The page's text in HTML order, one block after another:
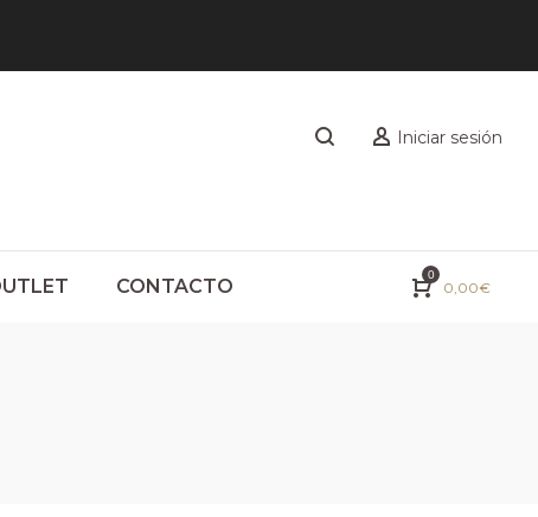
Iniciar sesión
CONTACTO
0
0,00€